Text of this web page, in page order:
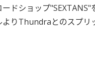
ドショップ
りThundraとのスプリ